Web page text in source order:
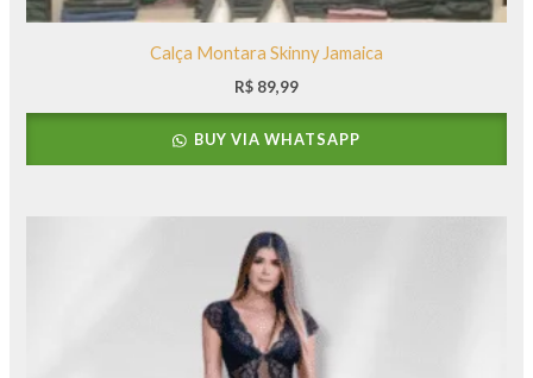
Calça Montara Skinny Jamaica
R$ 89,99
BUY VIA WHATSAPP